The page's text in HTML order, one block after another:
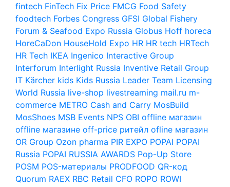
fintech FinTech Fix Price FMCG Food Safety
foodtech Forbes Congress GFSI Global Fishery
Forum & Seafood Expo Russia Globus Hoff horeca
HoreCaDon HouseHold Expo HR HR tech HRTech
HR Tech IKEA Ingenico Interactive Group
Interforum Interlight Russia Inventive Retail Group
IT Kärcher kids Kids Russia Leader Team Licensing
World Russia live-shop livestreaming mail.ru m-
commerce METRO Cash and Carry MosBuild
MosShoes MSB Events NPS OBI offline магазин
offline магазине off-price ритейл ofline магазин
OR Group Ozon pharma PIR EXPO POPAI POPAI
Russia POPAI RUSSIA AWARDS Pop-Up Store
POSM POS-материалы PRODFOOD QR-код
Quorum RAEX RBC Retail CFO ROPO ROWI